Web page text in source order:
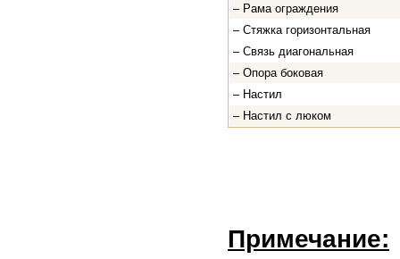
– Рама ограждения
– Стяжка горизонтальная
– Связь диагональная
– Опора боковая
– Настил
– Настил с люком
Примечание: